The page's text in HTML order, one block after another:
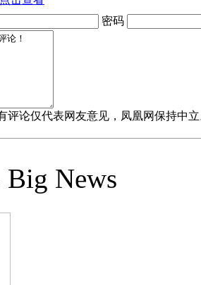
密码
评论仅代表网友意见，凤凰网保持中
Big News